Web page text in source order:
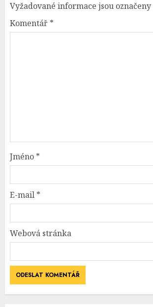
Vyžadované informace jsou označeny
Komentář *
Jméno *
E-mail *
Webová stránka